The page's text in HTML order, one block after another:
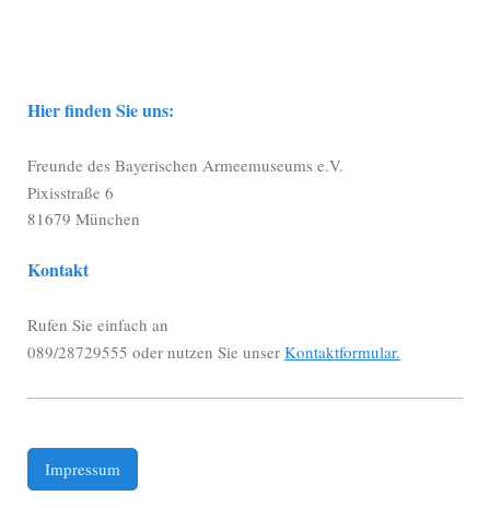
Hier finden Sie uns:
Freunde des Bayerischen Armeemuseums e.V.
Pixisstraße 6
81679 München
Kontakt
Rufen Sie einfach an
089/28729555 oder nutzen Sie unser Kontaktformular.
Impressum